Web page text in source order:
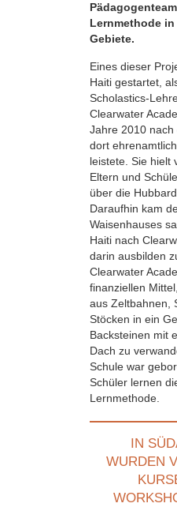
Lernmethode
Gebiete.
Eines dieser
Haiti gestartet,
Scholastics-
Clearwater
Jahre 2010
dort
leistete. Sie hielt
Eltern und
über die
Daraufhin kam
Waisenhauses
Haiti nach
darin ausbilden
Clearwater
finanziellen
aus Zeltbahnen,
Stöcken in ein
Backsteinen mit
Dach zu
Schule war
Schüler lernen
Lernmethode.
IN
WURDEN